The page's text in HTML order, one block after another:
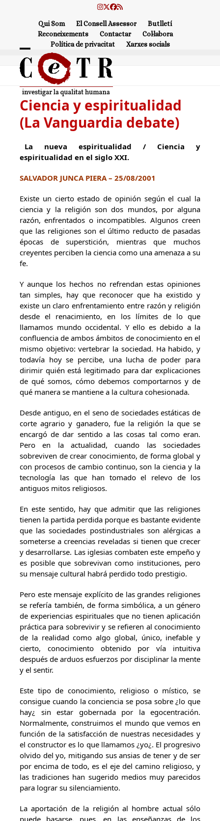
Instagram
Twitter
Facebook
RSS
Qui Som El Consell Assessor
Butlletí
Reconeixements
Contactar
Col·labora
Política de privacitat
Xarxes socials
Open
mobile
menu
Close
mobile
menu
Ciencia y espiritualidad
(La Vanguardia debate)
La nueva espiritualidad / Ciencia y
espiritualidad en el siglo XXI.
SALVADOR JUNCA PIERA – 25/08/2001
Existe un cierto estado de opinión según el cual la
ciencia y la religión son dos mundos, por alguna
razón, enfrentados o incompatibles. Algunos creen
que las religiones son el último reducto de pasadas
épocas de superstición, mientras que muchos
creyentes perciben la ciencia como una amenaza a su
fe.
Y aunque los hechos no refrendan estas opiniones
tan simples, hay que reconocer que ha existido y
existe un claro enfrentamiento entre razón y religión
desde el renacimiento, en los límites de lo que
llamamos mundo occidental. Y ello es debido a la
confluencia de ambos ámbitos de conocimiento en el
mismo objetivo: vertebrar la sociedad. Ha habido, y
todavía hoy se percibe, una lucha de poder para
dirimir quién está legitimado para dar explicaciones
de qué somos, cómo debemos comportarnos y de
qué manera se mantiene a la cultura cohesionada.
Desde antiguo, en el seno de sociedades estáticas de
corte agrario y ganadero, fue la religión la que se
encargó de dar sentido a las cosas tal como eran.
Pero en la actualidad, cuando las sociedades
sobreviven de crear conocimiento, de forma global y
con procesos de cambio continuo, son la ciencia y la
tecnología las que han tomado el relevo de los
antiguos mitos religiosos.
En este sentido, hay que admitir que las religiones
tienen la partida perdida porque es bastante evidente
que las sociedades postindustriales son alérgicas a
someterse a creencias reveladas si tienen que crecer
y desarrollarse. Las iglesias combaten este empeño y
es posible que sobrevivan como instituciones, pero
su mensaje cultural habrá perdido todo prestigio.
Pero este mensaje explícito de las grandes religiones
se refería también, de forma simbólica, a un género
de experiencias espirituales que no tienen aplicación
práctica para sobrevivir y se refieren al conocimiento
de la realidad como algo global, único, inefable y
cierto, conocimiento obtenido por vía intuitiva
después de arduos esfuerzos por disciplinar la mente
y el sentir.
Este tipo de conocimiento, religioso o místico, se
consigue cuando la conciencia se posa sobre ¿lo que
hay¿ sin estar gobernada por la egocentración.
Normalmente, construimos el mundo que vemos en
función de la satisfacción de nuestras necesidades y
el constructor es lo que llamamos ¿yo¿. El progresivo
olvido del yo, mitigando sus ansias de tener y de ser
por encima de todo, es el eje del camino religioso, y
las tradiciones han sugerido medios muy parecidos
para lograr su silenciamiento.
La aportación de la religión al hombre actual sólo
puede basarse, pues, en las enseñanzas de los